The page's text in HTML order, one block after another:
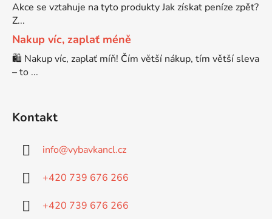
Akce se vztahuje na tyto produkty Jak získat peníze zpět?
Z...
Nakup víc, zaplať méně
🛍️ Nakup víc, zaplať míň! Čím větší nákup, tím větší sleva
– to ...
Kontakt
info@vybavkancl.cz
+420 739 676 266
+420 739 676 266